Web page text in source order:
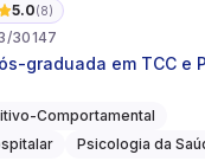
5.0(8)
30147
graduada em TCC e
Comportamental
Psicologia da